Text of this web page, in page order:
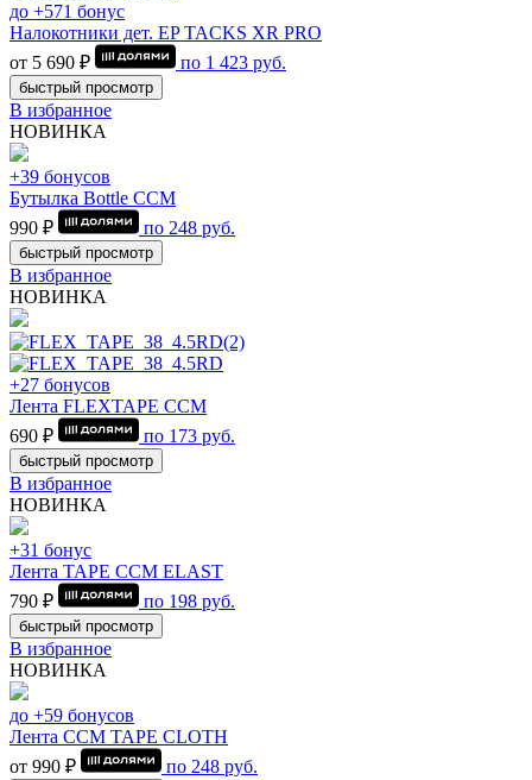
до +571 бонус
Налокотники дет. EP TACKS XR PRO
от 5 690 ₽
по 1 423 руб.
быстрый просмотр
В избранное
НОВИНКА
+39 бонусов
Бутылка Bottle CCM
990 ₽
по 248 руб.
быстрый просмотр
В избранное
НОВИНКА
+27 бонусов
Лента FLEXTAPE CCM
690 ₽
по 173 руб.
быстрый просмотр
В избранное
НОВИНКА
+31 бонус
Лента TAPE CCM ELAST
790 ₽
по 198 руб.
быстрый просмотр
В избранное
НОВИНКА
до +59 бонусов
Лента CCM TAPE CLOTH
от 990 ₽
по 248 руб.